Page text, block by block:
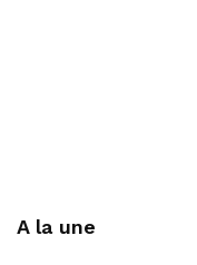
A la une